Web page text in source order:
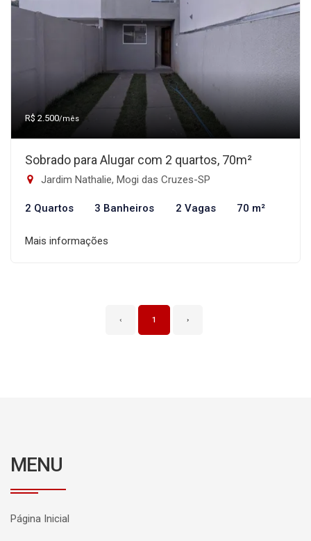
R$ 2.500/mês
Sobrado para Alugar com 2 quartos, 70m²
Jardim Nathalie, Mogi das Cruzes-SP
2 Quartos 3 Banheiros 2 Vagas 70 m²
Mais informações
‹ 1 ›
MENU
Página Inicial